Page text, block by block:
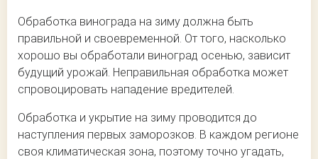
Обработка винограда на зиму должна быть
правильной и своевременной. От того, насколько
хорошо вы обработали виноград осенью, зависит
будущий урожай. Неправильная обработка может
спровоцировать нападение вредителей.
Обработка и укрытие на зиму проводится до
наступления первых заморозков. В каждом регионе
своя климатическая зона, поэтому точно угадать,